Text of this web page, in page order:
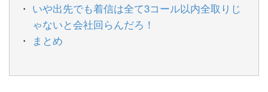
いや出先でも着信は全て3コール以内全取りじ
ゃないと会社回らんだろ！
まとめ